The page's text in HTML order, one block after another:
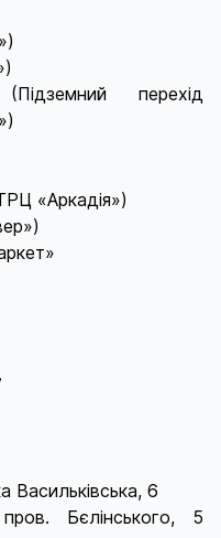
перехід
«Аркадія»)
Васильківська, 6
пров. Бєлінського, 5